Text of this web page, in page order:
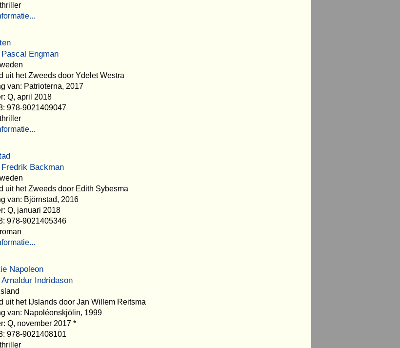
Pascal Engman
uit het Zweeds door Ydelet Westra
van: Patrioterna, 2017
Q, april 2018
978-9021409047
Fredrik Backman
uit het Zweeds door Edith Sybesma
van: Björnstad, 2016
Q, januari 2018
978-9021405346
Napoleon
Arnaldur Indridason
uit het IJslands door Jan Willem Reitsma
van: Napoléonskjölin, 1999
Q, november 2017 *
978-9021408101